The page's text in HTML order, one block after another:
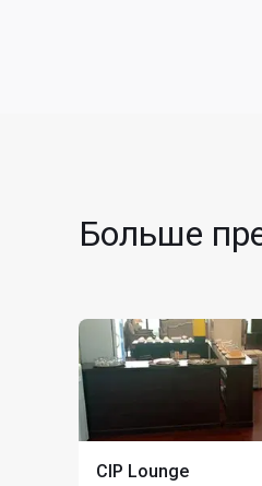
Больше
CIP Lounge